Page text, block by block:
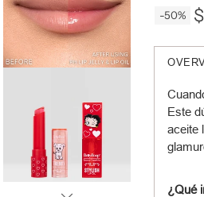
-50%
Este
aceite
¿Qué